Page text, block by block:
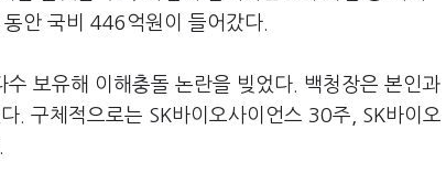
안 국비 446억원이 들어갔다.
보유해 이해충돌 논란을 빚었다. 백청장은 본인과
. 구체적으로는 SK바이오사이언스 30주, SK바이오